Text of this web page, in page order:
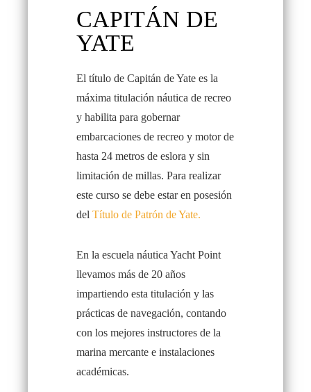
CAPITÁN DE
YATE
El título de Capitán de Yate es la
máxima titulación náutica de recreo
y habilita para gobernar
embarcaciones de recreo y motor de
hasta 24 metros de eslora y sin
limitación de millas. Para realizar
este curso se debe estar en posesión
del Título de Patrón de Yate.
En la escuela náutica Yacht Point
llevamos más de 20 años
impartiendo esta titulación y las
prácticas de navegación, contando
con los mejores instructores de la
marina mercante e instalaciones
académicas.